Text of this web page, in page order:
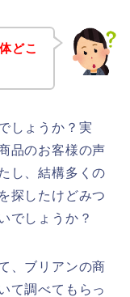
どこ
しょうか？実
品のお客様の声
し、結構多くの
探したけどみつ
でしょうか？
、ブリアンの商
て調べてもらっ